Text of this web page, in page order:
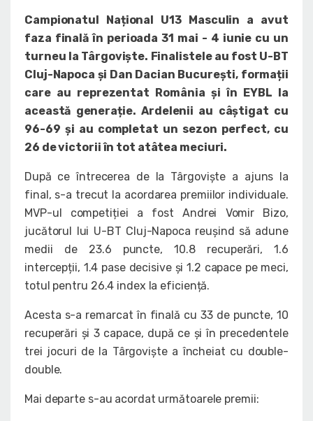
Campionatul Național U13 Masculin a avut
faza finală în perioada 31 mai - 4 iunie cu un
turneu la Târgoviște. Finalistele au fost U-BT
Cluj-Napoca și Dan Dacian București, formații
care au reprezentat România și în EYBL la
această generație. Ardelenii au câștigat cu
96-69 și au completat un sezon perfect, cu
26 de victorii în tot atâtea meciuri.
După ce întrecerea de la Târgoviște a ajuns la
final, s-a trecut la acordarea premiilor individuale.
MVP-ul competiției a fost Andrei Vomir Bizo,
jucătorul lui U-BT Cluj-Napoca reușind să adune
medii de 23.6 puncte, 10.8 recuperări, 1.6
intercepții, 1.4 pase decisive și 1.2 capace pe meci,
totul pentru 26.4 index la eficiență.
Acesta s-a remarcat în finală cu 33 de puncte, 10
recuperări și 3 capace, după ce și în precedentele
trei jocuri de la Târgoviște a încheiat cu double-
double.
Mai departe s-au acordat următoarele premii: